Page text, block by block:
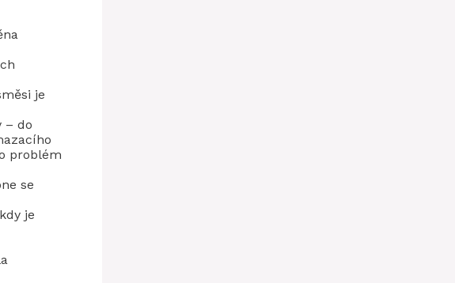
je
– do
problém
se
je